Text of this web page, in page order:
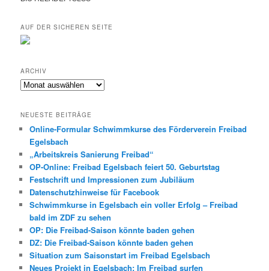
AUF DER SICHEREN SEITE
ARCHIV
Archiv
NEUESTE BEITRÄGE
Online-Formular Schwimmkurse des Förderverein Freibad
Egelsbach
„Arbeitskreis Sanierung Freibad“
OP-Online: Freibad Egelsbach feiert 50. Geburtstag
Festschrift und Impressionen zum Jubiläum
Datenschutzhinweise für Facebook
Schwimmkurse in Egelsbach ein voller Erfolg – Freibad
bald im ZDF zu sehen
OP: Die Freibad-Saison könnte baden gehen
DZ: Die Freibad-Saison könnte baden gehen
Situation zum Saisonstart im Freibad Egelsbach
Neues Projekt in Egelsbach: Im Freibad surfen